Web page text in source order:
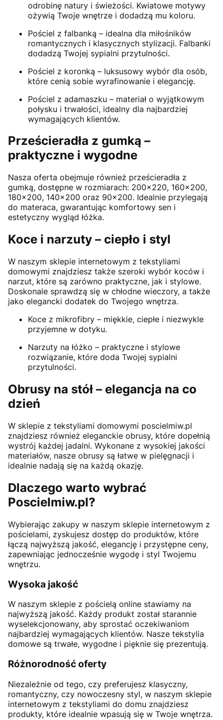
odrobinę natury i świeżości. Kwiatowe motywy
ożywią Twoje wnętrze i dodadzą mu koloru.
Pościel z falbanką – idealna dla miłośników
romantycznych i klasycznych stylizacji. Falbanki
dodadzą Twojej sypialni przytulności.
Pościel z koronką – luksusowy wybór dla osób,
które cenią sobie wyrafinowanie i elegancję.
Pościel z adamaszku – materiał o wyjątkowym
połysku i trwałości, idealny dla najbardziej
wymagających klientów.
Prześcieradła z gumką –
praktyczne i wygodne
Nasza oferta obejmuje również prześcieradła z
gumką, dostępne w rozmiarach: 200x220, 160x200,
180x200, 140x200 oraz 90x200. Idealnie przylegają
do materaca, gwarantując komfortowy sen i
estetyczny wygląd łóżka.
Koce i narzuty – ciepło i styl
W naszym sklepie internetowym z tekstyliami
domowymi znajdziesz także szeroki wybór koców i
narzut, które są zarówno praktyczne, jak i stylowe.
Doskonale sprawdzą się w chłodne wieczory, a także
jako elegancki dodatek do Twojego wnętrza.
Koce z mikrofibry – miękkie, ciepłe i niezwykle
przyjemne w dotyku.
Narzuty na łóżko – praktyczne i stylowe
rozwiązanie, które doda Twojej sypialni
przytulności.
Obrusy na stół – elegancja na co
dzień
W sklepie z tekstyliami domowymi poscielmiw.pl
znajdziesz również eleganckie obrusy, które dopełnią
wystrój każdej jadalni. Wykonane z wysokiej jakości
materiałów, nasze obrusy są łatwe w pielęgnacji i
idealnie nadają się na każdą okazję.
Dlaczego warto wybrać
Poscielmiw.pl?
Wybierając zakupy w naszym sklepie internetowym z
pościelami, zyskujesz dostęp do produktów, które
łączą najwyższą jakość, elegancję i przystępne ceny,
zapewniając jednocześnie wygodę i styl Twojemu
wnętrzu.
Wysoka jakość
W naszym sklepie z pościelą online stawiamy na
najwyższą jakość. Każdy produkt został starannie
wyselekcjonowany, aby sprostać oczekiwaniom
najbardziej wymagających klientów. Nasze tekstylia
domowe są trwałe, wygodne i pięknie się prezentują.
Różnorodność oferty
Niezależnie od tego, czy preferujesz klasyczny,
romantyczny, czy nowoczesny styl, w naszym sklepie
internetowym z tekstyliami do domu znajdziesz
produkty, które idealnie wpasują się w Twoje wnętrza.